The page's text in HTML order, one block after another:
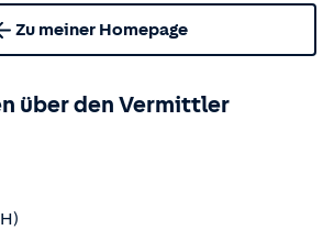
Zu meiner Homepage
über den Vermittler